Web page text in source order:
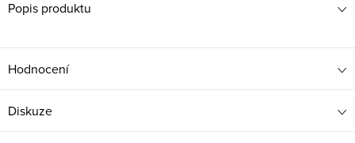
Popis produktu
Hodnocení
Diskuze